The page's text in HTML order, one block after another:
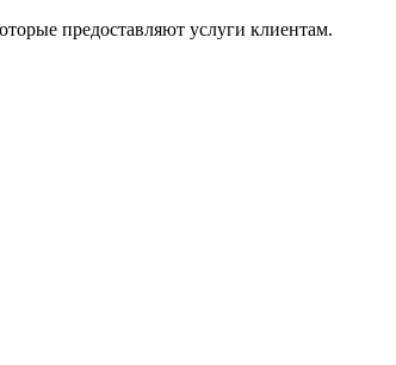
предоставляют услуги клиентам.